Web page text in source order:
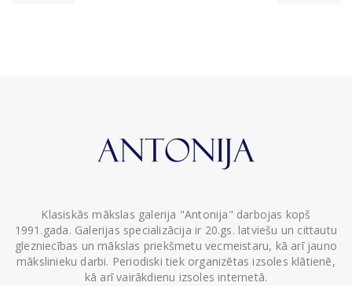
Klasiskās mākslas galerija "Antonija" darbojas kopš
1991.gada. Galerijas specializācija ir 20.gs. latviešu un cittautu
glezniecības un mākslas priekšmetu vecmeistaru, kā arī jauno
mākslinieku darbi. Periodiski tiek organizētas izsoles klātienē,
kā arī vairākdienu izsoles internetā.